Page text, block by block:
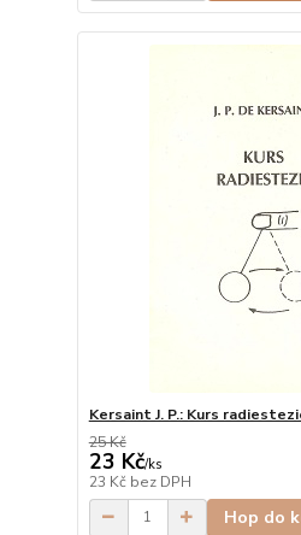
Kersaint J. P.: Kurs
25 Kč
23 Kč/ks
23 Kč bez DPH
Hop do